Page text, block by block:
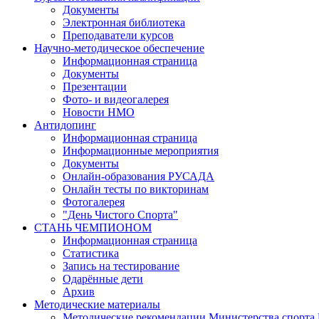
Документы
Электронная библиотека
Преподаватели курсов
Научно-методическое обеспечение
Информационная страница
Документы
Презентации
Фото- и видеогалерея
Новости НМО
Антидопинг
Информационная страница
Информационные мероприятия
Документы
Онлайн-образования РУСАДА
Онлайн тесты по викторинам
Фотогалерея
"День Чистого Спорта"
СТАНЬ ЧЕМПИОНОМ
Информационная страница
Статистика
Запись на тестирование
Одарённые дети
Архив
Методические материалы